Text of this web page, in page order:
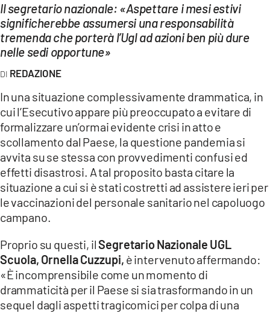
LAC NETWORK
LAC ONAIR
LaC
LACPLAY.IT
LACTV.IT
LACONAIR.IT
LACITYMAG.IT
COSENZACHANNEL.IT
ILVIBONESE.IT
CATANZAROCHANNEL.IT
Il segretario nazionale: «Aspettare i mesi estivi
significherebbe assumersi una responsabilità
tremenda che porterà l’Ugl ad azioni ben più dure
nelle sedi opportune»
REDAZIONE
In una situazione complessivamente drammatica, in
cui l’Esecutivo appare più preoccupato a evitare di
formalizzare un’ormai evidente crisi in atto e
scollamento dal Paese, la questione pandemia si
avvita su se stessa con provvedimenti confusi ed
effetti disastrosi. A tal proposito basta citare la
situazione a cui si è stati costretti ad assistere ieri per
le vaccinazioni del personale sanitario nel capoluogo
campano.
Proprio su questi, ilSegretario Nazionale UGL
Scuola, Ornella Cuzzupi, è intervenuto affermando:
«È incomprensibile come un momento di
drammaticità per il Paese si sia trasformando in un
sequel dagli aspetti tragicomici per colpa di una